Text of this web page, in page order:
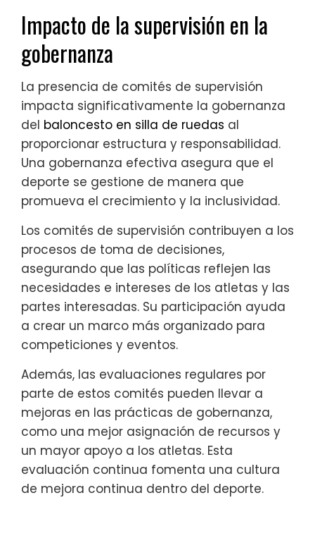
Impacto de la supervisión en la
gobernanza
La presencia de comités de supervisión
impacta significativamente la gobernanza
del baloncesto en silla de ruedas al
proporcionar estructura y responsabilidad.
Una gobernanza efectiva asegura que el
deporte se gestione de manera que
promueva el crecimiento y la inclusividad.
Los comités de supervisión contribuyen a los
procesos de toma de decisiones,
asegurando que las políticas reflejen las
necesidades e intereses de los atletas y las
partes interesadas. Su participación ayuda
a crear un marco más organizado para
competiciones y eventos.
Además, las evaluaciones regulares por
parte de estos comités pueden llevar a
mejoras en las prácticas de gobernanza,
como una mejor asignación de recursos y
un mayor apoyo a los atletas. Esta
evaluación continua fomenta una cultura
de mejora continua dentro del deporte.